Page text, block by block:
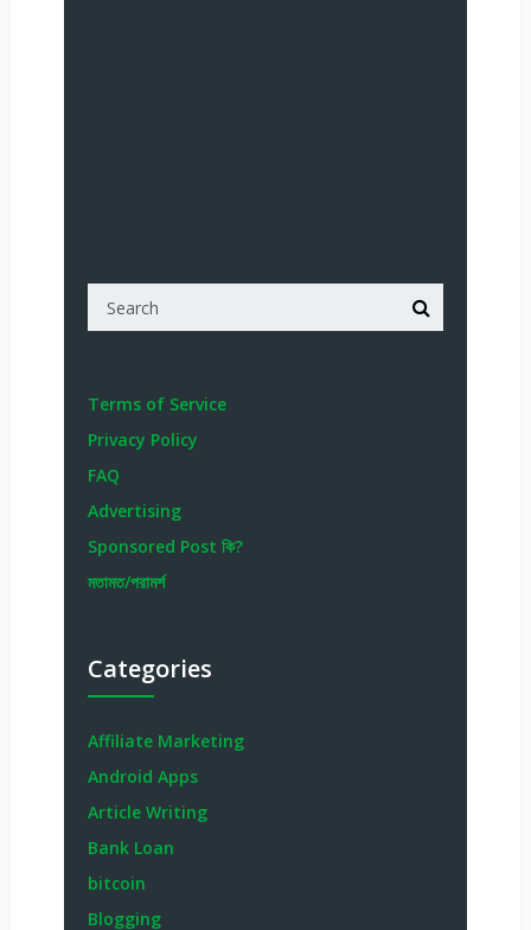
Terms of Service
Privacy Policy
FAQ
Advertising
Sponsored Post কি?
মতামত/পরামর্শ
Categories
Affiliate Marketing
Android Apps
Article Writing
Bank Loan
bitcoin
Blogging